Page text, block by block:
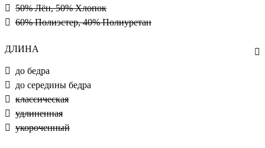
50% Лён, 50% Хлопок
60% Полиэстер, 40% Полиуретан
ДЛИНА
до бедра
до середины бедра
классическая
удлиненная
укороченный